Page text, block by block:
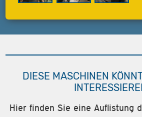
DIESE MASCHINEN
Hier finden Sie eine Auflistung